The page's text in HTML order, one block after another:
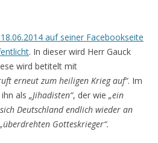
auf seiner Facebookseite
. In dieser wird Herr Gauck
wird betitelt mit
erneut zum heiligen Krieg auf“. Im
als „Jihadisten“, der wie „ein
Deutschland endlich wieder an
„überdrehten Gotteskrieger“.